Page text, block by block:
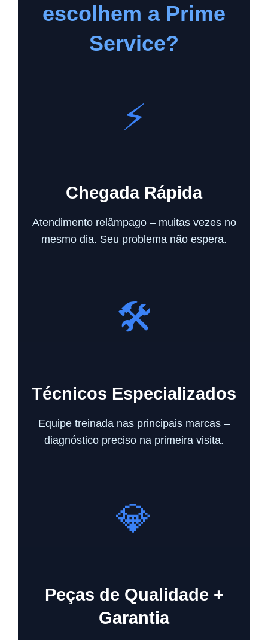
escolhem a Prime
Service?
⚡
Chegada Rápida
Atendimento relâmpago – muitas vezes no
mesmo dia. Seu problema não espera.
🛠️
Técnicos Especializados
Equipe treinada nas principais marcas –
diagnóstico preciso na primeira visita.
💎
Peças de Qualidade +
Garantia